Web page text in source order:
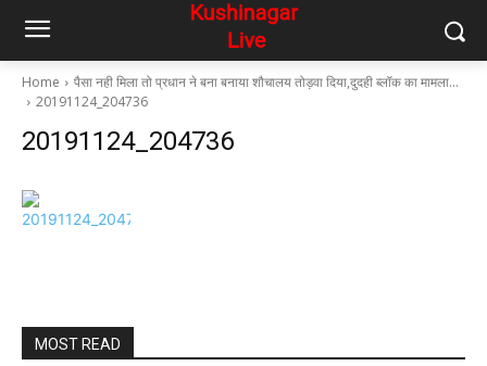
Home
पैसा नही मिला तो प्रधान ने बना बनाया शौचालय तोड़वा दिया,दुदही ब्लॉक का मामला…
20191124_204736
20191124_204736
MOST READ